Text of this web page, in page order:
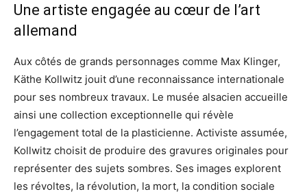
Une artiste engagée au cœur de l’art
allemand
Aux côtés de grands personnages comme Max Klinger,
Käthe Kollwitz jouit d’une reconnaissance internationale
pour ses nombreux travaux. Le musée alsacien accueille
ainsi une collection exceptionnelle qui révèle
l’engagement total de la plasticienne. Activiste assumée,
Kollwitz choisit de produire des gravures originales pour
représenter des sujets sombres. Ses images explorent
les révoltes, la révolution, la mort, la condition sociale